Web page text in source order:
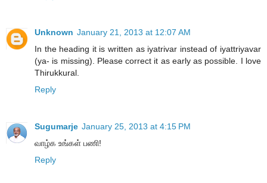
Unknown January 21, 2013 at 12:07 AM
In the heading it is written as iyatrivar instead of iyattriyavar
(ya- is missing). Please correct it as early as possible. I love
Thirukkural.
Reply
Sugumarje January 25, 2013 at 4:15 PM
வாழ்க உங்கள் பணி!
Reply